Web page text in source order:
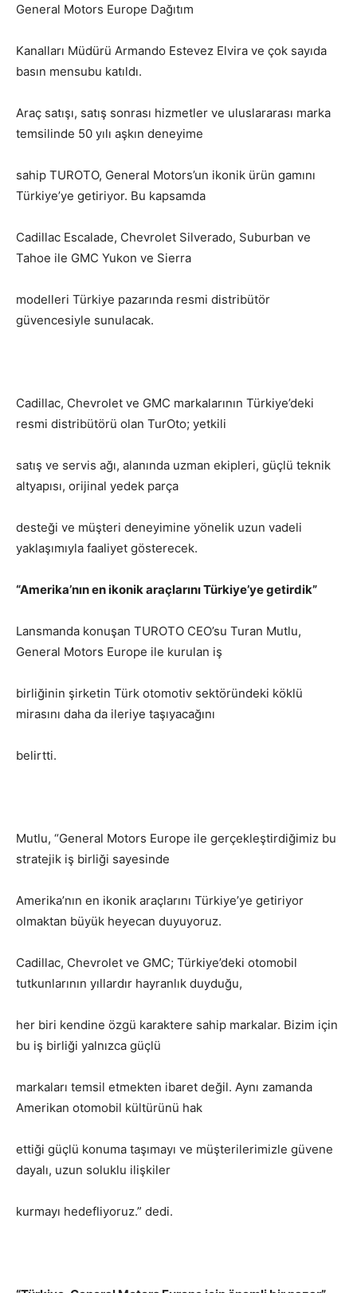
General Motors Europe Dağıtım
Kanalları Müdürü Armando Estevez Elvira ve çok sayıda
basın mensubu katıldı.
Araç satışı, satış sonrası hizmetler ve uluslararası marka
temsilinde 50 yılı aşkın deneyime
sahip TUROTO, General Motors’un ikonik ürün gamını
Türkiye’ye getiriyor. Bu kapsamda
Cadillac Escalade, Chevrolet Silverado, Suburban ve
Tahoe ile GMC Yukon ve Sierra
modelleri Türkiye pazarında resmi distribütör
güvencesiyle sunulacak.
Cadillac, Chevrolet ve GMC markalarının Türkiye’deki
resmi distribütörü olan TurOto; yetkili
satış ve servis ağı, alanında uzman ekipleri, güçlü teknik
altyapısı, orijinal yedek parça
desteği ve müşteri deneyimine yönelik uzun vadeli
yaklaşımıyla faaliyet gösterecek.
“Amerika’nın en ikonik araçlarını Türkiye’ye getirdik”
Lansmanda konuşan TUROTO CEO’su Turan Mutlu,
General Motors Europe ile kurulan iş
birliğinin şirketin Türk otomotiv sektöründeki köklü
mirasını daha da ileriye taşıyacağını
belirtti.
Mutlu, “General Motors Europe ile gerçekleştirdiğimiz bu
stratejik iş birliği sayesinde
Amerika’nın en ikonik araçlarını Türkiye’ye getiriyor
olmaktan büyük heyecan duyuyoruz.
Cadillac, Chevrolet ve GMC; Türkiye’deki otomobil
tutkunlarının yıllardır hayranlık duyduğu,
her biri kendine özgü karaktere sahip markalar. Bizim için
bu iş birliği yalnızca güçlü
markaları temsil etmekten ibaret değil. Aynı zamanda
Amerikan otomobil kültürünü hak
ettiği güçlü konuma taşımayı ve müşterilerimizle güvene
dayalı, uzun soluklu ilişkiler
kurmayı hedefliyoruz.” dedi.